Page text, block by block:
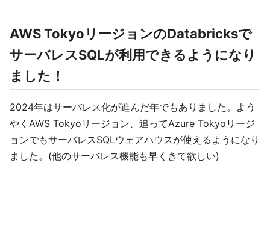
AWS TokyoリージョンのDatabricksで
サーバレスSQLが利用できるようになり
ました！
2024年はサーバレス化が進んだ年でもありました。よう
やくAWS Tokyoリージョン、追ってAzure Tokyoリージ
ョンでもサーバレスSQLウェアハウスが使えるようになり
ました。(他のサーバレス機能も早くきて欲しい)